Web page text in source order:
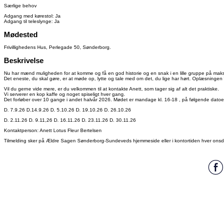
Særlige behov
Adgang med kørestol: Ja
Adgang til teleslynge: Ja
Mødested
Frivillighedens Hus, Perlegade 50, Sønderborg.
Beskrivelse
Nu har mænd muligheden for at komme og få en god historie og en snak i en lille gruppe på
Det eneste, du skal gøre, er at møde op, lytte og tale med om det, du lige har hørt.
Vil du gerne vide mere, er du velkommen til at kontakte Anett, som tager sig af alt det praktiske.
Vi serverer en kop kaffe og noget spiseligt hver gang.
Det forløber over 10 gange i andet halvår 2026. Mødet er mandage kl. 16-18 , på følgende
D. 7.9.26 D.14.9.26 D. 5.10.26 D. 19.10.26 D. 26.10.26
D. 2.11.26 D. 9.11,26 D. 16.11.26 D. 23.11.26 D. 30.11.26
Kontaktperson: Anett Lotus Fleur Bertelsen
Tilmelding sker på Ældre Sagen Sønderborg-Sundeveds hjemmeside eller i kontortiden hver